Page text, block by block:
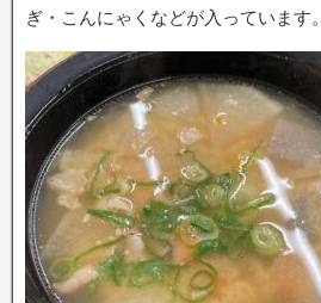
ぎ・こんにゃくなどが入っています。